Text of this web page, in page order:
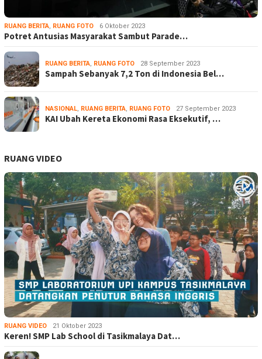
RUANG BERITA, RUANG FOTO 6 Oktober 2023
Potret Antusias Masyarakat Sambut Parade…
RUANG BERITA, RUANG FOTO 28 September 2023
Sampah Sebanyak 7,2 Ton di Indonesia Bel…
NASIONAL, RUANG BERITA, RUANG FOTO 27 September 2023
KAI Ubah Kereta Ekonomi Rasa Eksekutif, …
RUANG VIDEO
RUANG VIDEO 21 Oktober 2023
Keren! SMP Lab School di Tasikmalaya Dat…